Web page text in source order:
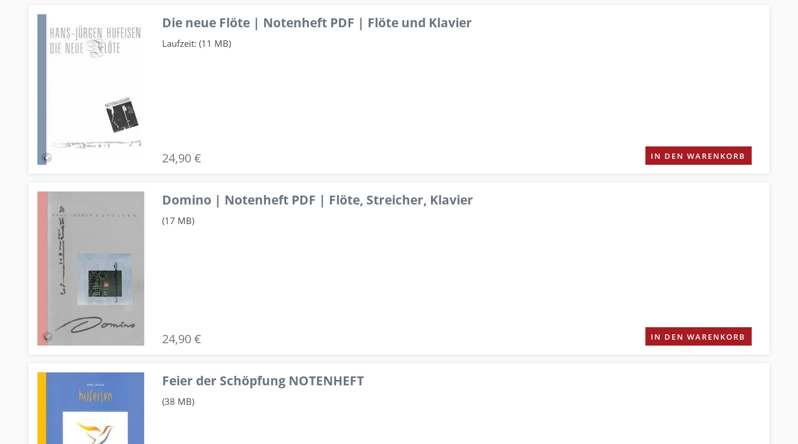
Die neue Flöte | Notenheft PDF | Flöte und Klavier
Laufzeit: (11 MB)
24,90 € IN DEN WARENKORB
Domino | Notenheft PDF | Flöte, Streicher, Klavier
(17 MB)
24,90 € IN DEN WARENKORB
Feier der Schöpfung NOTENHEFT
(38 MB)